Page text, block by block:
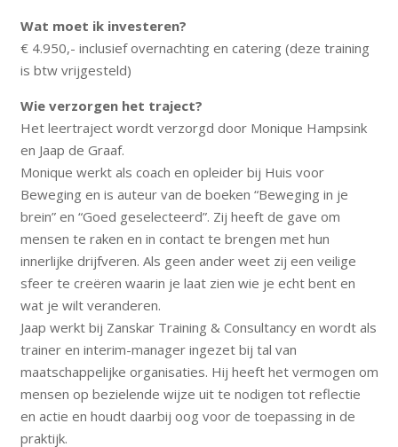
Wat moet ik investeren?
€ 4.950,- inclusief overnachting en catering (deze training
is btw vrijgesteld)
Wie verzorgen het traject?
Het leertraject wordt verzorgd door Monique Hampsink
en Jaap de Graaf.
Monique werkt als coach en opleider bij Huis voor
Beweging en is auteur van de boeken “Beweging in je
brein” en “Goed geselecteerd”. Zij heeft de gave om
mensen te raken en in contact te brengen met hun
innerlijke drijfveren. Als geen ander weet zij een veilige
sfeer te creëren waarin je laat zien wie je echt bent en
wat je wilt veranderen.
Jaap werkt bij Zanskar Training & Consultancy en wordt als
trainer en interim-manager ingezet bij tal van
maatschappelijke organisaties. Hij heeft het vermogen om
mensen op bezielende wijze uit te nodigen tot reflectie
en actie en houdt daarbij oog voor de toepassing in de
praktijk.